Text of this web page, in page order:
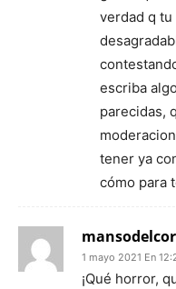
verdad q
escriba
parecidas,
tener ya
cómo para
1 mayo 2021 En
¡Qué horror,